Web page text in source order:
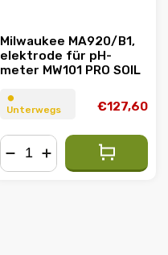
Milwaukee MA920/B1,
elektrode für pH-
meter MW101 PRO SOIL
⏺︎
Unterwegs
€127,60